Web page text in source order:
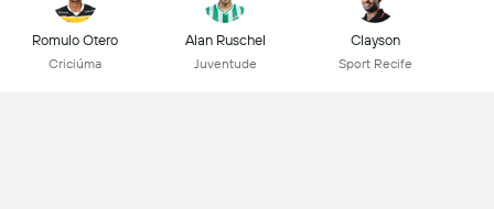
Romulo Otero
Criciúma
Alan Ruschel
Juventude
Clayson
Sport Recife